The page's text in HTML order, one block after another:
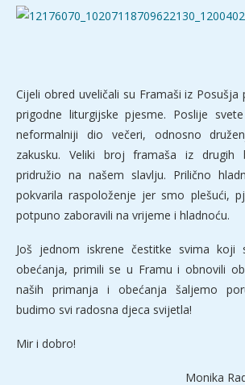
Cijeli obred uveličali su Framaši iz Posušja
prigodne liturgijske pjesme. Poslije
neformalniji dio večeri, odnosno
zakusku. Veliki broj framaša iz drugih
pridružio na našem slavlju. Prilično
pokvarila raspoloženje jer smo plešući,
potpuno zaboravili na vrijeme i hladnoću.
Još jednom iskrene čestitke svima koji
obećanja, primili se u Framu i obnovili
naših primanja i obećanja šaljemo
budimo svi radosna djeca svijetla!
Mir i dobro!
Monika